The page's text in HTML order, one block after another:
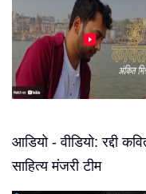
आडियो - वीडियो: रद्दी
साहित्य मंजरी टीम